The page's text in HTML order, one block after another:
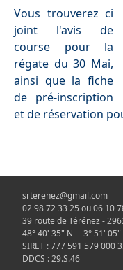
Vous trouverez ci
joint l'avis de
course pour la
régate du 30 Mai,
ainsi que la fiche
de pré-inscription
et de réservation
srterenez@gmail.com
02 98 72 33 25 ou 06 10
39 route de Térénez -
48° 40' 35" N 3° 51' 05"
SIRET : 777 591 579 000
DDCS : 29.S.46